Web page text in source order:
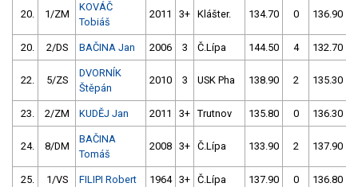
20. 1/ZM
KOVÁČ
Tobiáš
2011 3+ Klášter. 134.70 0 136.90
20. 2/DS BAČINA Jan 2006 3 Č.Lípa 144.50 4 132.70
22. 5/ZS
DVORNÍK
Štěpán
2010 3 USK Pha 138.90 2 135.30
23. 2/ZM KUDĚJ Jan 2011 3+ Trutnov 135.80 0 136.30
24. 8/DM
BAČINA
Tomáš
2008 3+ Č.Lípa 133.90 2 137.90
25. 1/VS FILIPI Robert 1964 3+ Č.Lípa 137.90 0 136.80